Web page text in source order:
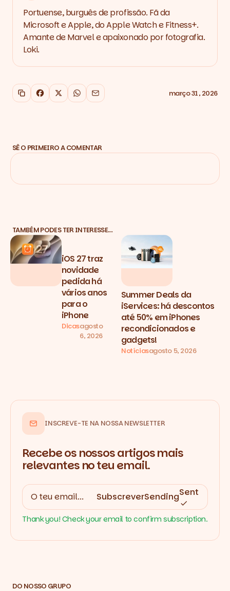
Portuense, burguês de profissão. Fã da
Microsoft e Apple, do Apple Watch e Fitness+.
Amante de Marvel e apaixonado por fotografia.
Loki.
Copiar link
Facebook
X WhatsApp
Email março 31, 2026
SÊ O PRIMEIRO A COMENTAR
TAMBÉM PODES TER INTERESSE…
iOS 27 traz
novidade
pedida há
vários anos
para o
iPhone
Dicasagosto
6, 2026
Summer Deals da
iServices: há descontos
até 50% em iPhones
recondicionados e
gadgets!
Notíciasagosto 5, 2026
INSCREVE-TE NA NOSSA NEWSLETTER
Recebe os nossos artigos mais
relevantes no teu email.
SubscreverSendingSent
Thank you! Check your email to confirm subscription.
DO NOSSO GRUPO